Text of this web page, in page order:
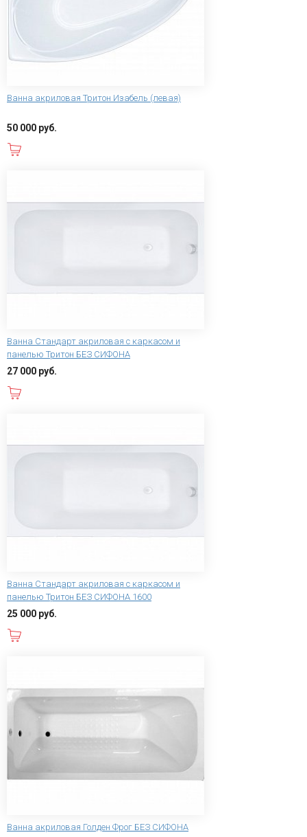
Ванна акриловая Тритон Изабель (левая)
50 000 руб.
Ванна Стандарт акриловая с каркасом и
панелью Тритон БЕЗ СИФОНА
27 000 руб.
Ванна Стандарт акриловая с каркасом и
панелью Тритон БЕЗ СИФОНА 1600
25 000 руб.
Ванна акриловая Голден Фрог БЕЗ СИФОНА